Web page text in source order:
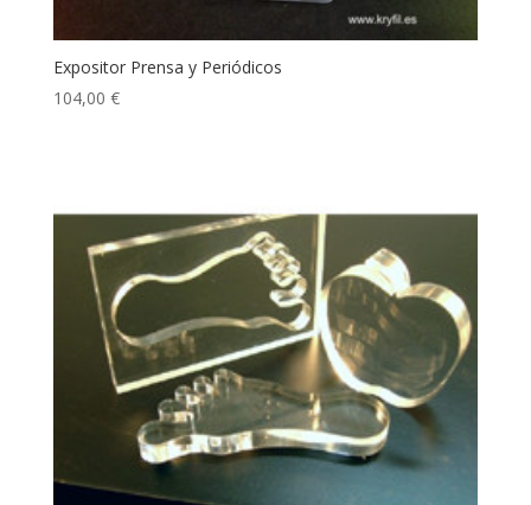
Expositor Prensa y Periódicos
104,00 €